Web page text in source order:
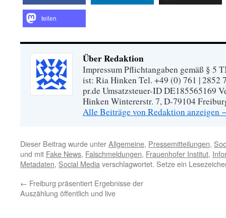
teilen
Über Redaktion
Impressum Pflichtangaben gemäß § 5
ist: Ria Hinken Tel. +49 (0) 761 | 2852
pr.de Umsatzsteuer-ID DE185565169
Hinken Wintererstr. 7, D-79104
Alle Beiträge von Redaktion anzeigen
Dieser Beitrag wurde unterAllgemeine, Pressemitteilungen,
und mit Fake News, Falschmeldungen, Frauenhofer Institut,
Metadaten, Social Media verschlagwortet. Setze ein
← Freiburg präsentiert Ergebnisse der
Auszählung öffentlich und live